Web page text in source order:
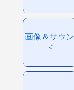
画像＆サウン
ド